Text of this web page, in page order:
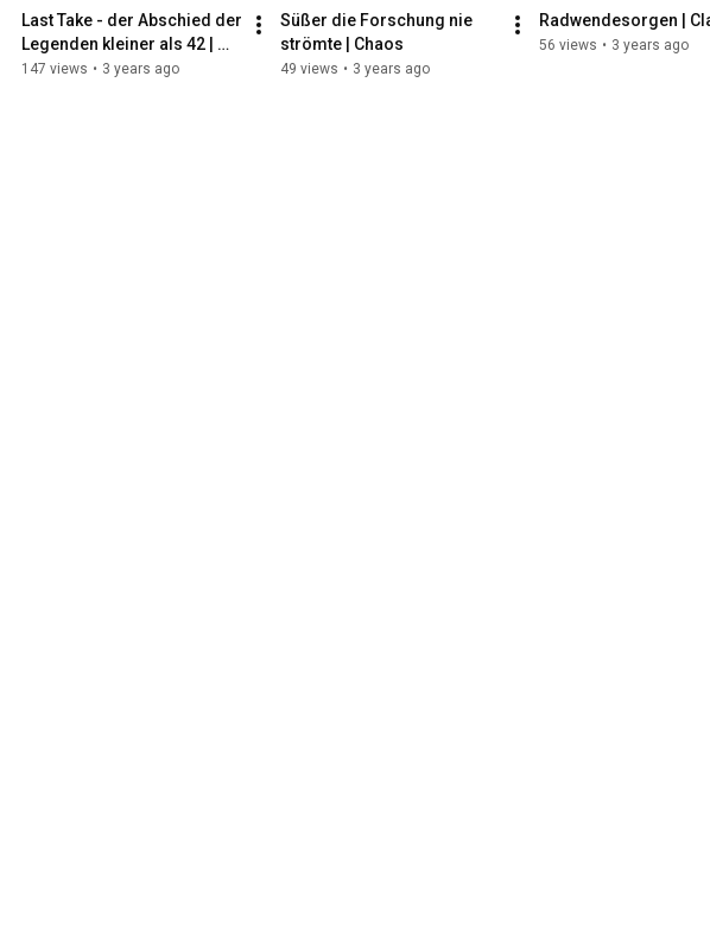
Last Take - der Abschied der
Legenden kleiner als 42 |
Classic
147 views • 3 years ago
Süßer die Forschung nie
strömte | Chaos
49 views • 3 years ago
Radwendesorgen |
56 views • 3 years ago